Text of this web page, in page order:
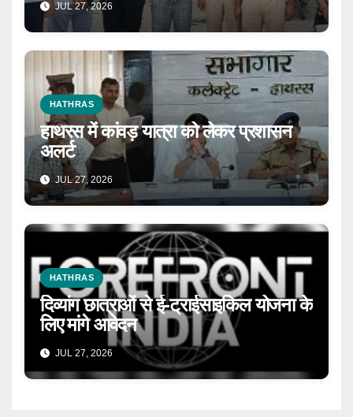
JUL 27, 2026
HATHRAS
हाथरस में कांवड़ यात्रा को लेकर प्रशासन
अलर्ट
JUL 27, 2026
HATHRAS
दिव्यांग छात्राओं से ई-ट्राईसाइकिल योजना के
लिए मांगे आवेदन
JUL 27, 2026